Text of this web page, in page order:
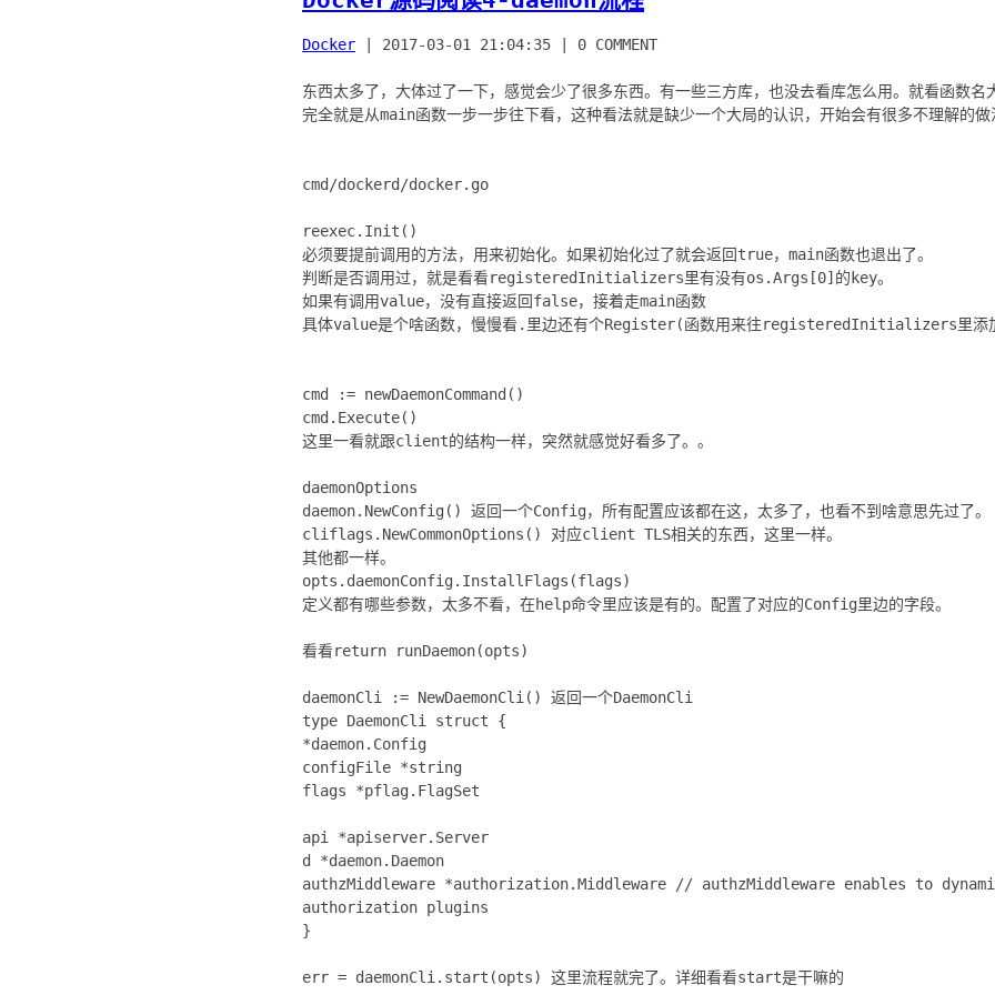
Docker 2017-03-01 21:04:35 0 COMMENT
东西太多了，大体过了一下，感觉会少了很多东西。有一些三方库，也没去看库怎么用。就看函数名
完全就是从main函数一步一步往下看，这种看法就是缺少一个大局的认识，开始会有很多不理解的做
cmd/dockerd/docker.go
reexec.Init()
必须要提前调用的方法，用来初始化。如果初始化过了就会返回true，main函数也退出了。
判断是否调用过，就是看看registeredInitializers里有没有os.Args[0]的key。
如果有调用value，没有直接返回false，接着走main函数
具体value是个啥函数，慢慢看.里边还有个Register(函数用来往registeredInitializers里添加
cmd := newDaemonCommand()
cmd.Execute()
这里一看就跟client的结构一样，突然就感觉好看多了。。
daemonOptions
daemon.NewConfig() 返回一个Config，所有配置应该都在这，太多了，也看不到啥意思先过了。
cliflags.NewCommonOptions() 对应client TLS相关的东西，这里一样。
其他都一样。
opts.daemonConfig.InstallFlags(flags)
定义都有哪些参数，太多不看，在help命令里应该是有的。配置了对应的Config里边的字段。
看看return runDaemon(opts)
daemonCli := NewDaemonCli() 返回一个DaemonCli
type DaemonCli struct {
*daemon.Config
configFile *string
flags *pflag.FlagSet
api *apiserver.Server
d *daemon.Daemon
authzMiddleware *authorization.Middleware // authzMiddleware enables to
authorization plugins
}
err = daemonCli.start(opts) 这里流程就完了。详细看看start是干嘛的